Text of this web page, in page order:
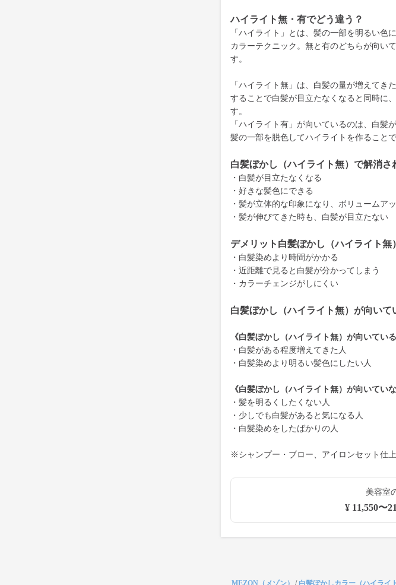
ハイライト無・有でどう違う？
「ハイライト」とは、髪の一部を明るい色
カラーテクニック。無と有のどちらが向い
す。
「ハイライト無」は、白髪の量が増えてき
することで白髪が目立たなくなると同時に
す。
「ハイライト有」が向いているのは、白髪
髪の一部を脱色してハイライトを作ること
白髪ぼかし（ハイライト無）で解消さ
・白髪が目立たなくなる
・好きな髪色にできる
・髪が立体的な印象になり、ボリュームア
・髪が伸びてきた時も、白髪が目立たない
デメリット白髪ぼかし（ハイライト無
・白髪染めより時間がかかる
・近距離で見ると白髪が分かってしまう
・カラーチェンジがしにくい
白髪ぼかし（ハイライト無）が向いて
《白髪ぼかし（ハイライト無）が向いている
・白髪がある程度増えてきた人
・白髪染めより明るい髪色にしたい人
《白髪ぼかし（ハイライト無）が向いていな
・髪を明るくしたくない人
・少しでも白髪があると気になる人
・白髪染めをしたばかりの人
※シャンプー・ブロー、アイロンセット仕
美容室
¥ 11,550〜
MEZON（メゾン） / 白髪ぼかしカラー（ハイライ